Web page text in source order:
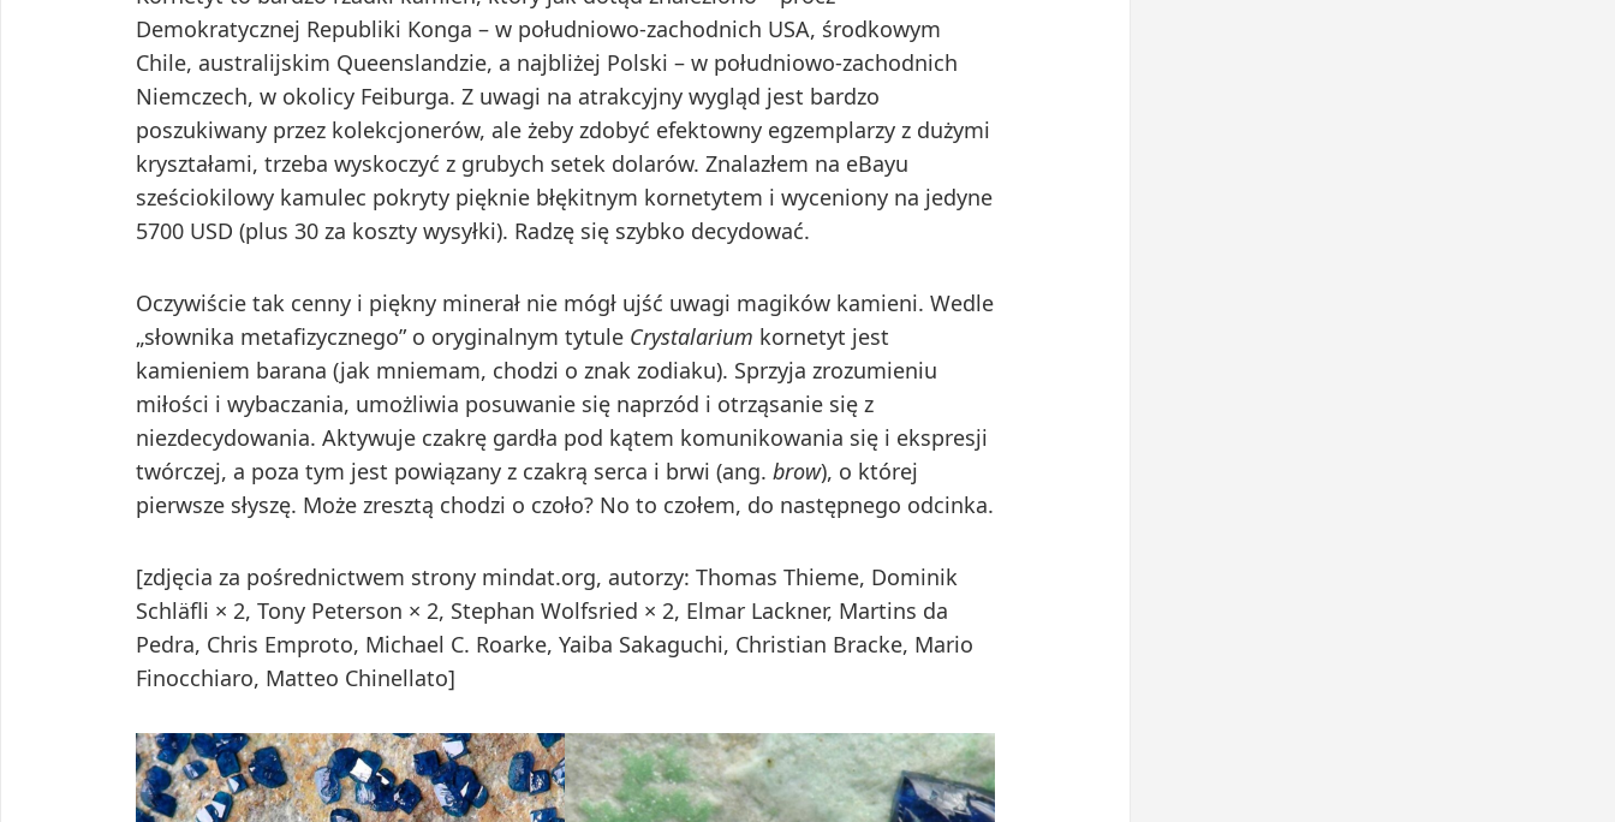
Demokratycznej Republiki Konga – w południowo-zachodnich USA, środkowym
Chile, australijskim Queenslandzie, a najbliżej Polski – w południowo-zachodnich
Niemczech, w okolicy Feiburga. Z uwagi na atrakcyjny wygląd jest bardzo
poszukiwany przez kolekcjonerów, ale żeby zdobyć efektowny egzemplarzy z dużymi
kryształami, trzeba wyskoczyć z grubych setek dolarów. Znalazłem na eBayu
sześciokilowy kamulec pokryty pięknie błękitnym kornetytem i wyceniony na jedyne
5700 USD (plus 30 za koszty wysyłki). Radzę się szybko decydować.
Oczywiście tak cenny i piękny minerał nie mógł ujść uwagi magików kamieni. Wedle
„słownika metafizycznego” o oryginalnym tytule Crystalarium kornetyt jest
kamieniem barana (jak mniemam, chodzi o znak zodiaku). Sprzyja zrozumieniu
miłości i wybaczania, umożliwia posuwanie się naprzód i otrząsanie się z
niezdecydowania. Aktywuje czakrę gardła pod kątem komunikowania się i ekspresji
twórczej, a poza tym jest powiązany z czakrą serca i brwi (ang. brow), o której
pierwsze słyszę. Może zresztą chodzi o czoło? No to czołem, do następnego odcinka.
[zdjęcia za pośrednictwem strony mindat.org, autorzy: Thomas Thieme, Dominik
Schläfli × 2, Tony Peterson × 2, Stephan Wolfsried × 2, Elmar Lackner, Martins da
Pedra, Chris Emproto, Michael C. Roarke, Yaiba Sakaguchi, Christian Bracke, Mario
Finocchiaro, Matteo Chinellato]